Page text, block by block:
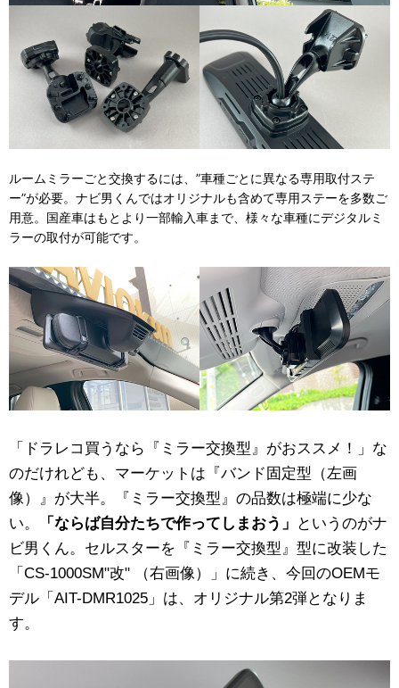
ルームミラーごと交換するには、”車種ごとに異なる専用取付ステ
ー”が必要。ナビ男くんではオリジナルも含めて専用ステーを多数ご
用意。国産車はもとより一部輸入車まで、様々な車種にデジタルミ
ラーの取付が可能です。
「ドラレコ買うなら『ミラー交換型』がおススメ！」な
のだけれども、マーケットは『バンド固定型（左画
像）』が大半。『ミラー交換型』の品数は極端に少な
い。
「ならば自分たちで作ってしまおう」 というのがナ
ビ男くん。セルスターを『ミラー交換型』型に改装した
「CS-1000SM"改" （右画像）」に続き、今回のOEMモ
デル「AIT-DMR1025」は、オリジナル第2弾となりま
す。